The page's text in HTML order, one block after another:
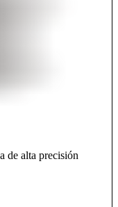
de alta precisión